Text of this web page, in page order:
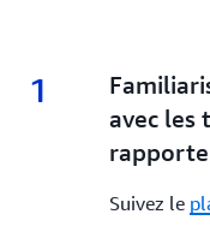
1 1.
avec les
Suivez le